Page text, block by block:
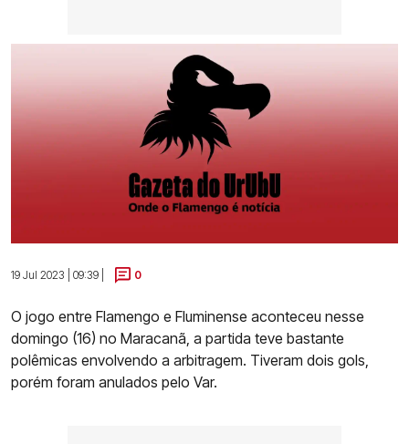
19 Jul 2023 | 09:39 | 0
O jogo entre Flamengo e Fluminense aconteceu nesse
domingo (16) no Maracanã, a partida teve bastante
polêmicas envolvendo a arbitragem. Tiveram dois gols,
porém foram anulados pelo Var.